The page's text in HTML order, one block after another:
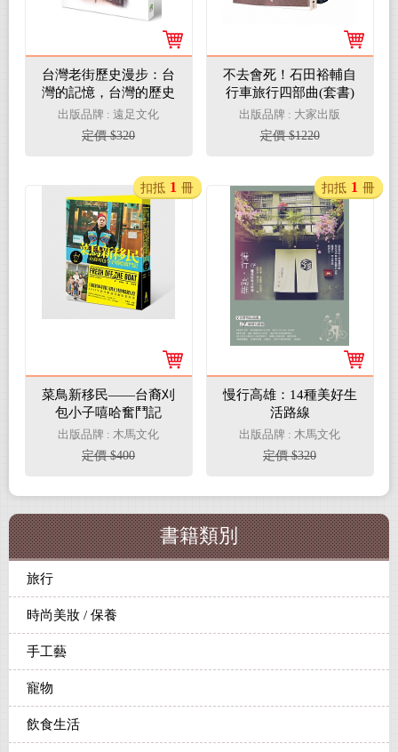
台灣老街歷史漫步：台
灣的記憶，台灣的歷史
出版品牌 : 遠足文化
定價 $320
不去會死！石田裕輔自
行車旅行四部曲(套書)
出版品牌 : 大家出版
定價 $1220
菜鳥新移民——台裔刈
包小子嘻哈奮鬥記
出版品牌 : 木馬文化
定價 $400
扣抵 1 冊
慢行高雄：14種美好生
活路線
出版品牌 : 木馬文化
定價 $320
扣抵 1 冊
書籍類別
旅行
時尚美妝 / 保養
手工藝
寵物
飲食生活